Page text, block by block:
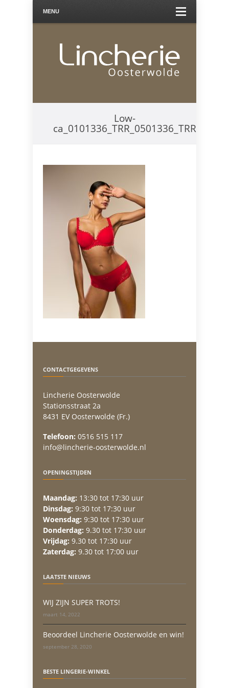
MENU
Low-
ca_0101336_TRR_0501336_TRR
CONTACTGEGEVENS
Lincherie Oosterwolde
Stationsstraat 2a
8431 EV Oosterwolde (Fr.)
Telefoon: 0516 515 117
info@lincherie-oosterwolde.nl
OPENINGSTIJDEN
Maandag: 13:30 tot 17:30 uur
Dinsdag: 9:30 tot 17:30 uur
Woensdag: 9:30 tot 17:30 uur
Donderdag: 9.30 tot 17:30 uur
Vrijdag: 9.30 tot 17:30 uur
Zaterdag: 9.30 tot 17:00 uur
LAATSTE NIEUWS
WIJ ZIJN SUPER TROTS!
maart 14, 2022
Beoordeel Lincherie Oosterwolde en win!
september 28, 2020
BESTE LINGERIE-WINKEL